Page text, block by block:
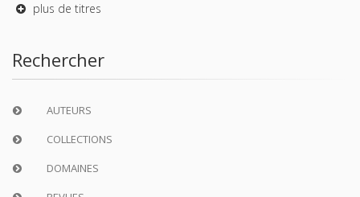
plus de titres
Rechercher
AUTEURS
COLLECTIONS
DOMAINES